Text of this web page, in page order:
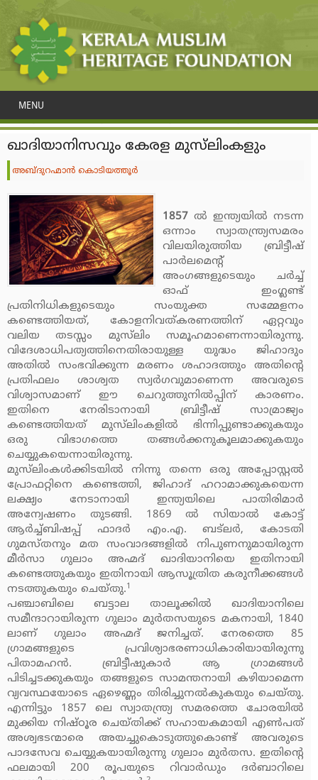
MENU
ഖാദിയാനിസവും കേരള മുസ്‌ലിംകളും
അബ്ദുറഹ്മാന്‍ കൊടിയത്തൂര്‍
1857 ല്‍ ഇന്ത്യയില്‍ നടന്ന
ഒന്നാം സ്വാതന്ത്ര്യസമരം
വിലയിരുത്തിയ ബ്രിട്ടീഷ്
പാര്‍ലമെന്റ്
അംഗങ്ങളുടെയും ചര്‍ച്ച്
ഓഫ് ഇംഗ്ലണ്ട്
പ്രതിനിധികളുടെയും സംയുക്ത സമ്മേളനം
കണ്ടെത്തിയത്, കോളനിവത്കരണത്തിന് ഏറ്റവും
വലിയ തടസ്സം മുസ്‌ലിം സമൂഹമാണെന്നായിരുന്നു.
വിദേശാധിപത്യത്തിനെതിരായുള്ള യുദ്ധം ജിഹാദും
അതില്‍ സംഭവിക്കുന്ന മരണം ശഹാദത്തും അതിന്റെ
പ്രതിഫലം ശാശ്വത സ്വര്‍ഗവുമാണെന്ന അവരുടെ
വിശ്വാസമാണ് ഈ ചെറുത്തുനില്‍പ്പിന് കാരണം.
ഇതിനെ നേരിടാനായി ബ്രിട്ടീഷ് സാമ്രാജ്യം
കണ്ടെത്തിയത് മുസ്‌ലിംകളില്‍ ഭിന്നിപ്പുണ്ടാക്കുകയും
ഒരു വിഭാഗത്തെ തങ്ങള്‍ക്കനുകൂലമാക്കുകയും
ചെയ്യുകയെന്നായിരുന്നു.
മുസ്‌ലിംകള്‍ക്കിടയില്‍ നിന്നു തന്നെ ഒരു അപ്പോസ്റ്റല്‍
പ്രോഫറ്റിനെ കണ്ടെത്തി, ജിഹാദ് ഹറാമാക്കുകയെന്ന
ലക്ഷ്യം നേടാനായി ഇന്ത്യയിലെ പാതിരിമാര്‍
അന്വേഷണം തുടങ്ങി. 1869 ല്‍ സിയാല്‍ കോട്ട്
ആര്‍ച്ച്ബിഷപ്പ് ഫാദര്‍ എം.എ. ബട്‌ലര്‍, കോടതി
ഗുമസ്തനും മത സംവാദങ്ങളില്‍ നിപുണനുമായിരുന്ന
മീര്‍സാ ഗുലാം അഹ്മദ് ഖാദിയാനിയെ ഇതിനായി
കണ്ടെത്തുകയും ഇതിനായി ആസൂത്രിത കരുനീക്കങ്ങള്‍
നടത്തുകയും ചെയ്തു.1
പഞ്ചാബിലെ ബട്ടാല താലൂക്കില്‍ ഖാദിയാനിലെ
സമീന്ദാറായിരുന്ന ഗുലാം മുര്‍തസയുടെ മകനായി, 1840
ലാണ് ഗുലാം അഹ്മദ് ജനിച്ചത്. നേരത്തെ 85
ഗ്രാമങ്ങളുടെ പ്രവിശ്യാഭരണാധികാരിയായിരുന്നു
പിതാമഹന്‍. ബ്രിട്ടീഷുകാര്‍ ആ ഗ്രാമങ്ങള്‍
പിടിച്ചടക്കുകയും തങ്ങളുടെ സാമന്തനായി കഴിയാമെന്ന
വ്യവസ്ഥയോടെ ഏഴെണ്ണം തിരിച്ചുനല്‍കുകയും ചെയ്തു.
എന്നിട്ടും 1857 ലെ സ്വാതന്ത്ര്യ സമരത്തെ ചോരയില്‍
മുക്കിയ നിഷ്ഠൂര ചെയ്തിക്ക് സഹായകമായി എണ്‍പത്
അശ്വഭടന്മാരെ അയച്ചുകൊടുത്തുകൊണ്ട് അവരുടെ
പാദസേവ ചെയ്യുകയായിരുന്നു ഗുലാം മുര്‍തസ. ഇതിന്റെ
ഫലമായി 200 രൂപയുടെ റിവാര്‍ഡും ദര്‍ബാറിലെ